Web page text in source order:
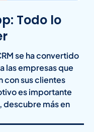
Todo lo
se ha convertido
las empresas que
con sus clientes
es importante
más en